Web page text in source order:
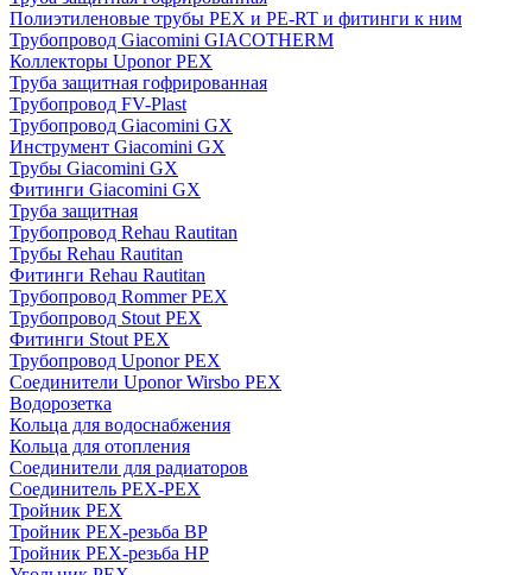
Полиэтиленовые трубы PEX и PE-RT и фитинги к ним
Трубопровод Giacomini GIACOTHERM
Коллекторы Uponor PEX
Труба защитная гофрированная
Трубопровод FV-Plast
Трубопровод Giacomini GX
Инструмент Giacomini GX
Трубы Giacomini GX
Фитинги Giacomini GX
Труба защитная
Трубопровод Rehau Rautitan
Трубы Rehau Rautitan
Фитинги Rehau Rautitan
Трубопровод Rommer PEX
Трубопровод Stout PEX
Фитинги Stout PEX
Трубопровод Uponor PEX
Соединители Uponor Wirsbo PEX
Водорозетка
Кольца для водоснабжения
Кольца для отопления
Соединители для радиаторов
Соединитель PEX-PEX
Тройник PEX
Тройник PEX-резьба ВР
Тройник PEX-резьба НР